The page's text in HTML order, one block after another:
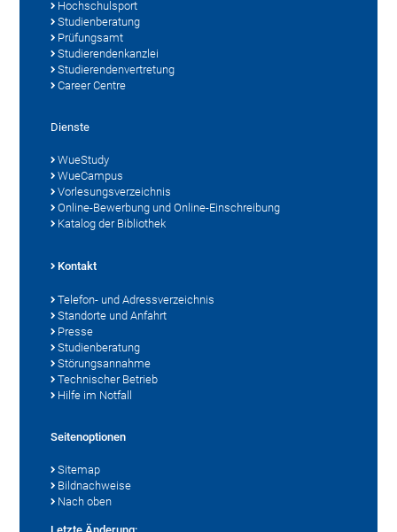
Hochschulsport
Studienberatung
Prüfungsamt
Studierendenkanzlei
Studierendenvertretung
Career Centre
Dienste
WueStudy
WueCampus
Vorlesungsverzeichnis
Online-Bewerbung und Online-Einschreibung
Katalog der Bibliothek
Kontakt
Telefon- und Adressverzeichnis
Standorte und Anfahrt
Presse
Studienberatung
Störungsannahme
Technischer Betrieb
Hilfe im Notfall
Seitenoptionen
Sitemap
Bildnachweise
Nach oben